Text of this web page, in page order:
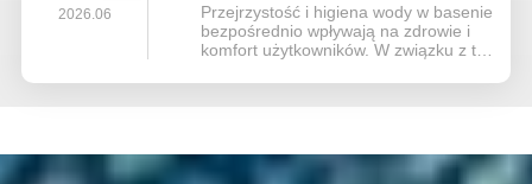
2026.06
Przejrzystość i higiena wody w basenie
bezpośrednio wpływają na zdrowie i
komfort użytkowników. W związku z tym
szklanych – kluczowego elementu